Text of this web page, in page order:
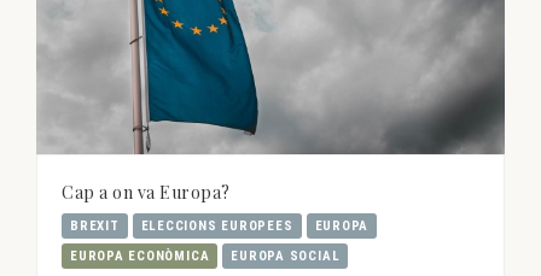
Cap a on va Europa?
BREXIT ELECCIONS EUROPEES
EUROPA
EUROPA ECONÒMICA
EUROPA SOCIAL